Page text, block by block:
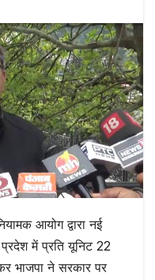
आयोग द्वारा नई
में प्रति यूनिट 22
भाजपा ने सरकार पर